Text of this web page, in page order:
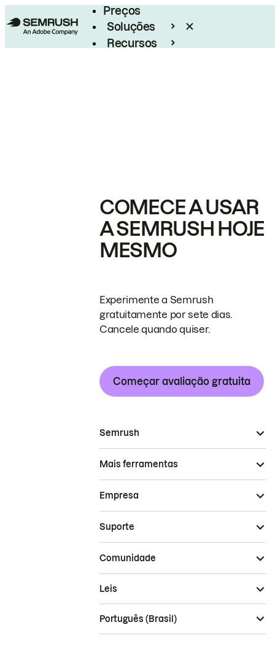
Preços
Soluções
Recursos
COMECE A USAR
A SEMRUSH HOJE
MESMO
Experimente a Semrush
gratuitamente por sete dias.
Cancele quando quiser.
Começar avaliação gratuita
Semrush
Mais ferramentas
Empresa
Suporte
Comunidade
Leis
Português (Brasil)